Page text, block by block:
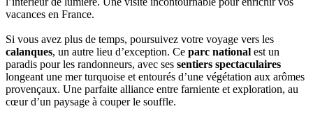
vacances en France.
Si vous avez plus de temps, poursuivez votre voyage vers les
calanques, un autre lieu d’exception. Ce parc national est un
paradis pour les randonneurs, avec ses sentiers spectaculaires
longeant une mer turquoise et entourés d’une végétation aux arômes
provençaux. Une parfaite alliance entre farniente et exploration, au
cœur d’un paysage à couper le souffle.